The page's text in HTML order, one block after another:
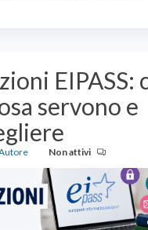
EIPASS:
servono e
Non attivi